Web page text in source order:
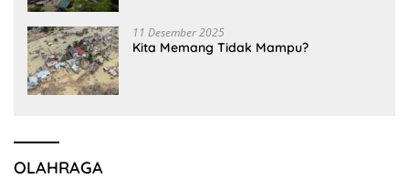
11 Desember 2025
Kita Memang Tidak Mampu?
OLAHRAGA